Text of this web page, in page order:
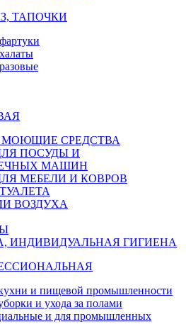
ТАПОЧКИ
СРЕДСТВА
ПОСУДЫ И
МАШИН
МЕБЕЛИ И КОВРОВ
ВОЗДУХА
ИНДИВИДУАЛЬНАЯ ГИГИЕНА
и пищевой промышленности
и ухода за полами
и для промышленных